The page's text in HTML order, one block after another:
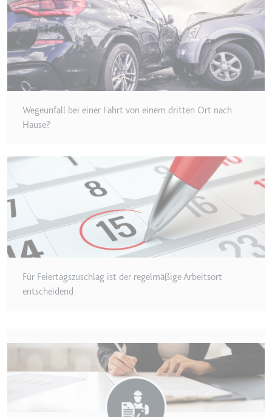
Wegeunfall bei einer Fahrt von einem dritten Ort nach
Hause?
Für Feiertagszuschlag ist der regelmäßige Arbeitsort
entscheidend